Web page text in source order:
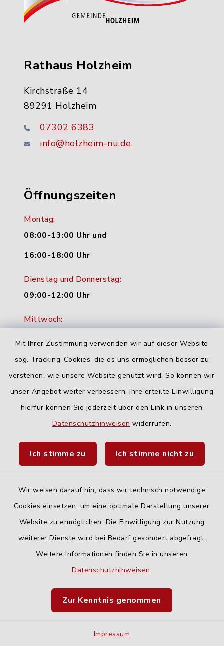
Mit Ihrer Zustimmung verwenden wir auf dieser Website
sog. Tracking-Cookies, die es uns ermöglichen besser zu
verstehen, wie unsere Website genutzt wird. So können wir
unser Angebot weiter verbessern. Ihre erteilte Einwilligung
hierfür können Sie jederzeit über den Link in unseren
Datenschutzhinweisen widerrufen.
Ich stimme zu Ich stimme nicht zu
Wir weisen darauf hin, dass wir technisch notwendige
Cookies einsetzen, um eine optimale Darstellung unserer
Website zu ermöglichen. Die Einwilligung zur Nutzung
weiterer Dienste wird bei Bedarf gesondert abgefragt.
Weitere Informationen finden Sie in unseren
Datenschutzhinweisen.
Zur Kenntnis genommen
Impressum
Rathaus Holzheim
Kirchstraße 14
89291 Holzheim
07302 6383
info@holzheim-nu.de
Öffnungszeiten
Montag:
08:00-13:00 Uhr und
16:00-18:00 Uhr
Dienstag und Donnerstag:
09:00-12:00 Uhr
Mittwoch:
Freitag:
geschlossen
Quicklinks
Fahrplanauskunft DING
Barrierefreiheit
Impressum
Sitemap